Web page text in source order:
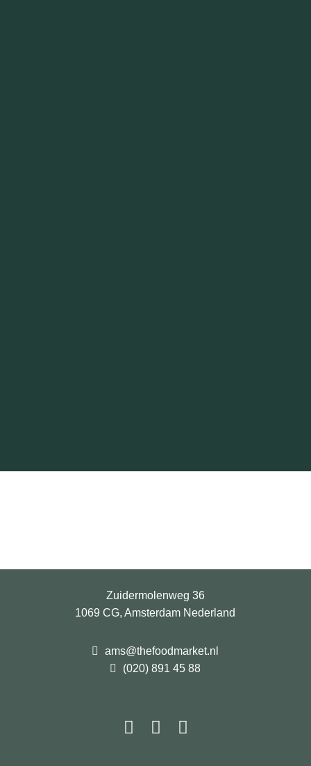
Zuidermolenweg 36
1069 CG, Amsterdam Nederland
ams@thefoodmarket.nl
(020) 891 45 88